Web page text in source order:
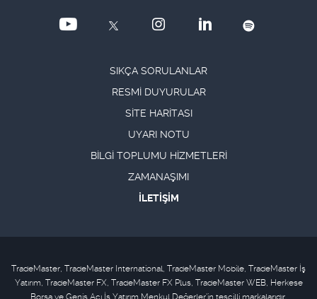
SIKÇA SORULANLAR
RESMİ DUYURULAR
SİTE HARİTASI
UYARI NOTU
BİLGİ TOPLUMU HİZMETLERİ
ZAMANAŞIMI
İLETİŞİM
TradeMaster, TradeMaster International, TradeMaster Mobile, TradeMaster İş
Yatırım, TradeMaster FX, TradeMaster FX Plus, TradeMaster WEB, Herkese
Borsa ve Geniş Açı İş Yatırım Menkul Değerler'in tescilli markalarıdır.